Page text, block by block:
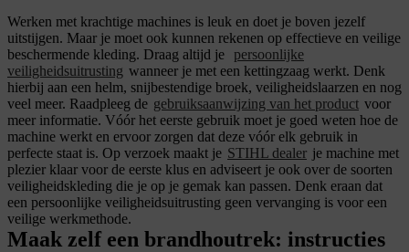
Werken met krachtige machines is leuk en doet je boven jezelf
uitstijgen. Maar je moet ook kunnen rekenen op effectieve en veilige
beschermende kleding. Draag altijd je
persoonlijke
veiligheidsuitrusting wanneer je met een kettingzaag werkt. Denk
hierbij aan een helm, snijbestendige broek, veiligheidslaarzen en nog
veel meer. Raadpleeg de gebruiksaanwijzing van het product voor
meer informatie. Vóór het eerste gebruik moet je goed weten hoe de
machine werkt en ervoor zorgen dat deze vóór elk gebruik in
perfecte staat is. Op verzoek maakt je STIHL dealer je machine met
plezier klaar voor de eerste klus en adviseert je ook over de soorten
veiligheidskleding die je op je gemak kan passen. Denk eraan dat
een persoonlijke veiligheidsuitrusting geen vervanging is voor een
veilige werkmethode.
Maak zelf een brandhoutrek: instructies